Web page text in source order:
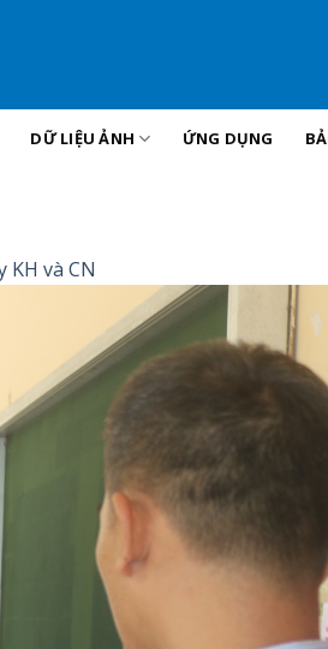
DỮ LIỆU ẢNH ỨNG DỤNG
và CN